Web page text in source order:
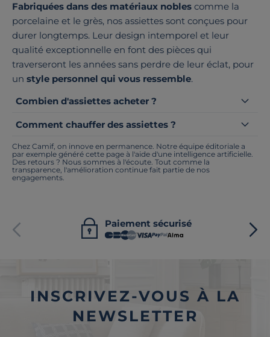
Fabriquées dans des matériaux nobles comme la
porcelaine et le grès, nos assiettes sont conçues pour
durer longtemps. Leur design intemporel et leur
qualité exceptionnelle en font des pièces qui
traverseront les années sans perdre de leur éclat, pour
un style personnel qui vous ressemble.
Combien d'assiettes acheter ?
Comment chauffer des assiettes ?
Chez Camif, on innove en permanence. Notre équipe éditoriale a
par exemple généré cette page à l'aide d'une intelligence artificielle.
Des retours ? Nous sommes à l'écoute. Tout comme la
transparence, l'amélioration continue fait partie de nos
engagements.
Paiement sécurisé
INSCRIVEZ-VOUS À LA
NEWSLETTER